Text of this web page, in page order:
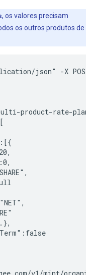
, os valores precisam
os outros produtos de
json" -X
product-rate-